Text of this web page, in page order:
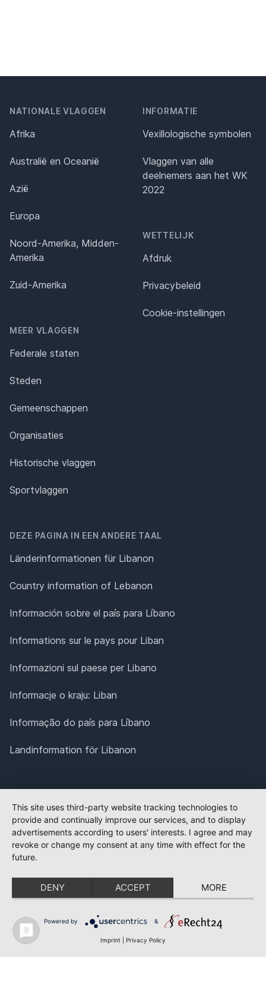
NATIONALE VLAGGEN
Afrika
Australië en Oceanië
Azië
Europa
Noord-Amerika, Midden-
Amerika
Zuid-Amerika
MEER VLAGGEN
Federale staten
Steden
Gemeenschappen
Organisaties
Historische vlaggen
Sportvlaggen
INFORMATIE
Vexillologische symbolen
Vlaggen van alle
deelnemers aan het WK
2022
WETTELIJK
Afdruk
Privacybeleid
Cookie-instellingen
DEZE PAGINA IN EEN ANDERE TAAL
Länderinformationen für Libanon
Country information of Lebanon
Información sobre el país para Líbano
Informations sur le pays pour Liban
Informazioni sul paese per Libano
Informacje o kraju: Liban
Informação do país para Líbano
Landinformation för Libanon
This site uses third-party website tracking technologies to
provide and continually improve our services, and to display
advertisements according to users' interests. I agree and may
revoke or change my consent at any time with effect for the
future.
DENY ACCEPT MORE
Powered by &
Imprint Privacy Policy